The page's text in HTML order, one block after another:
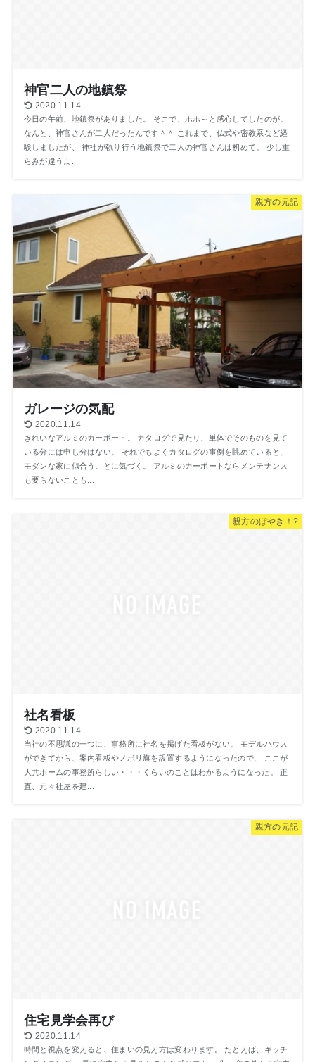
神官二人の地鎮祭
2020.11.14
今日の午前、地鎮祭がありました。 そこで、ホホ～と感心してしたのが。
なんと、神官さんが二人だったんです＾＾ これまで、仏式や密教系など経
験しましたが、 神社が執り行う地鎮祭で二人の神官さんは初めて。 少し重
らみが違うよ...
親方の元記
ガレージの気配
2020.11.14
きれいなアルミのカーポート。 カタログで見たり、単体でそのものを見て
いる分には申し分はない。 それでもよくカタログの事例を眺めていると、
モダンな家に似合うことに気づく。 アルミのカーポートならメンテナンス
も要らないことも...
親方のぼやき！?
社名看板
2020.11.14
当社の不思議の一つに、事務所に社名を掲げた看板がない。 モデルハウス
ができてから、案内看板やノボリ旗を設置するようになったので、 ここが
大共ホームの事務所らしい・・・くらいのことはわかるようになった。 正
直、元々社屋を建...
親方の元記
住宅見学会再び
2020.11.14
時間と視点を変えると、住まいの見え方は変わります。 たとえば、キッチ